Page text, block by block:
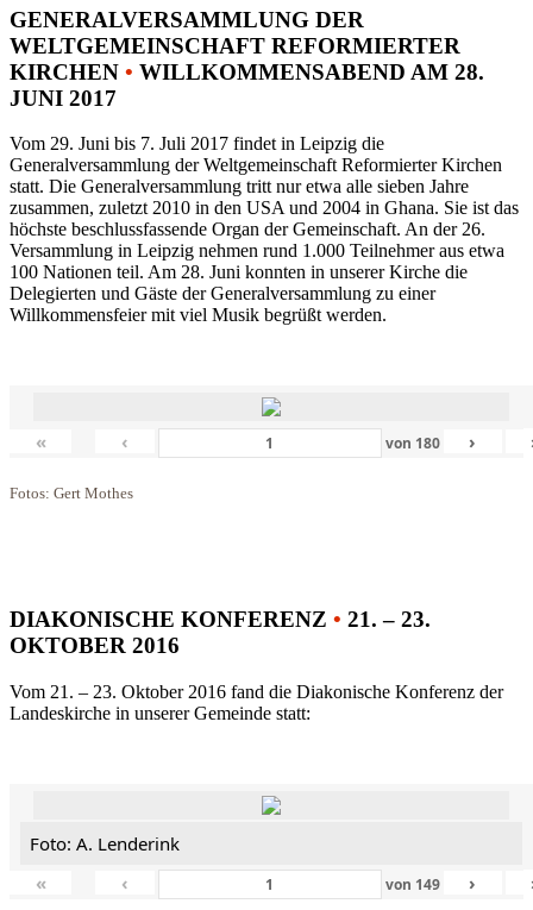
GENERALVERSAMMLUNG DER
WELTGEMEINSCHAFT REFORMIERTER
KIRCHEN • WILLKOMMENSABEND AM 28.
JUNI 2017
Vom 29. Juni bis 7. Juli 2017 findet in Leipzig die
Generalversammlung der Weltgemeinschaft Reformierter Kirchen
statt. Die Generalversammlung tritt nur etwa alle sieben Jahre
zusammen, zuletzt 2010 in den USA und 2004 in Ghana. Sie ist das
höchste beschlussfassende Organ der Gemeinschaft. An der 26.
Versammlung in Leipzig nehmen rund 1.000 Teilnehmer aus etwa
100 Nationen teil. Am 28. Juni konnten in unserer Kirche die
Delegierten und Gäste der Generalversammlung zu einer
Willkommensfeier mit viel Musik begrüßt werden.
« ‹ von 180 ›
Fotos: Gert Mothes
DIAKONISCHE KONFERENZ • 21. – 23.
OKTOBER 2016
Vom 21. – 23. Oktober 2016 fand die Diakonische Konferenz der
Landeskirche in unserer Gemeinde statt:
Foto: A. Lenderink
«
‹ von 149 ›